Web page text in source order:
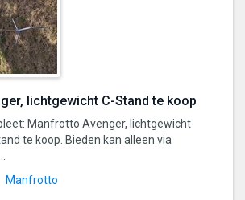
lichtgewicht C-Stand te koop
Manfrotto Avenger, lichtgewicht
te koop. Bieden kan alleen via
Manfrotto